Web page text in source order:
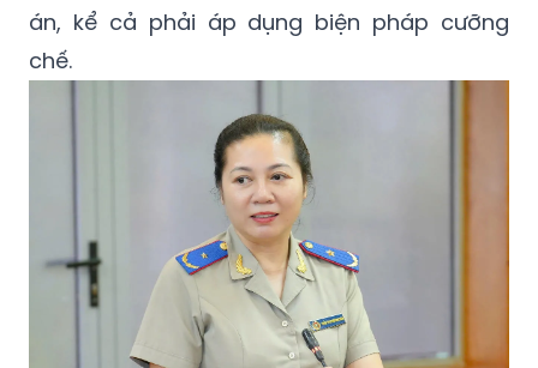
án, kể cả phải áp dụng biện pháp cưỡng
chế.